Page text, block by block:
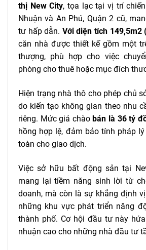
thị New City, tọa lạc tại vị trí
Nhuận và An Phú, Quận 2 cũ,
tư hấp dẫn. Với diện tích 149,5m2
căn nhà được thiết kế gồm một
thượng, phù hợp cho việc
phòng cho thuê hoặc mục đích
Hiện trạng nhà thô cho phép chủ
do kiến tạo không gian theo nhu
riêng. Mức giá chàobán là 36 tỷ
hồng hợp lệ, đảm bảo tính pháp
toàn cho giao dịch.
Việc sở hữu bất động sản tại
mang lại tiềm năng sinh lời từ
doanh, mà còn là sự khẳng định
những khu vực phát triển năng
thành phố. Cơ hội đầu tư này
nhuận cao cho những nhà đầu tư